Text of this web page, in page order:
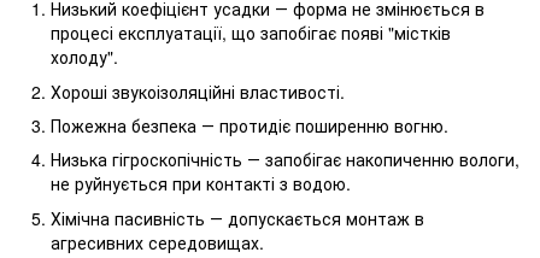
Низький коефіцієнт усадки ― форма не змінюється в
процесі експлуатації, що запобігає появі "містків
холоду".
Хороші звукоізоляційні властивості.
Пожежна безпека ― протидіє поширенню вогню.
Низька гігроскопічність ― запобігає накопиченню вологи,
не руйнується при контакті з водою.
Хімічна пасивність ― допускається монтаж в
агресивних середовищах.